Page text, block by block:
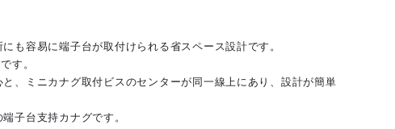
にも容易に端子台が取付けられる省スペース設計です。
す。
と、ミニカナグ取付ビスのセンターが同一線上にあり、設計が簡単
子台支持カナグです。